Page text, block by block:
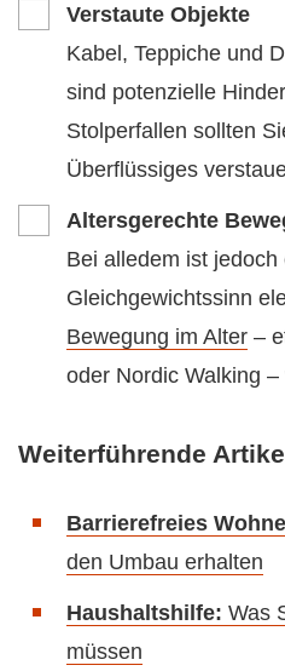
Verstaute Objekte
Kabel, Teppiche und
sind potenzielle
Stolperfallen sollten
Überflüssiges
Altersgerechte
Bei alledem ist jedoch
Gleichgewichtssinn
Bewegung im Alter –
oder Nordic Walking
Weiterführende
Barrierefreies
den Umbau erhalten
Haushaltshilfe: Was
müssen